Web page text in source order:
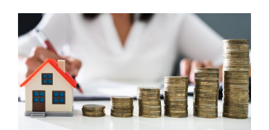
imagen
más
grande